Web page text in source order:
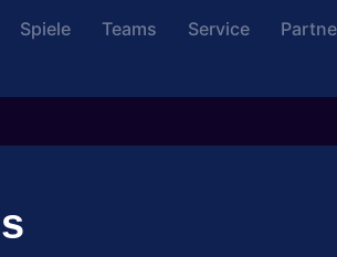
Spiele Teams Service